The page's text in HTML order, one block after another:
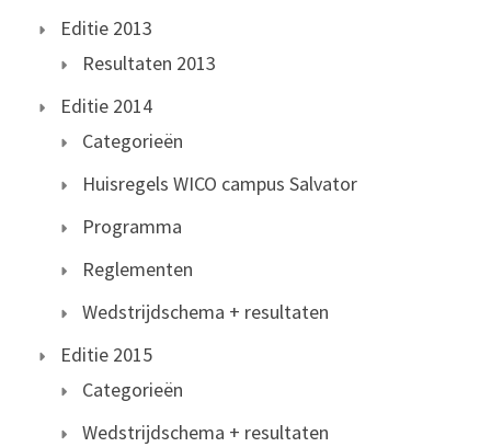
Editie 2013
Resultaten 2013
Editie 2014
Categorieën
Huisregels WICO campus Salvator
Programma
Reglementen
Wedstrijdschema + resultaten
Editie 2015
Categorieën
Wedstrijdschema + resultaten